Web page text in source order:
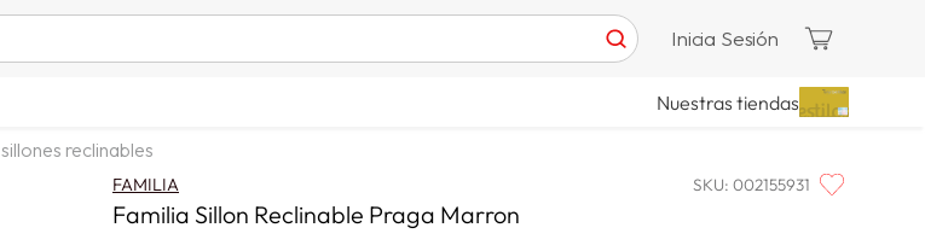
Inicia Sesión
Nuestras tiendas
sillones reclinables
FAMILIA SKU: 002155931
Familia Sillon Reclinable Praga Marron